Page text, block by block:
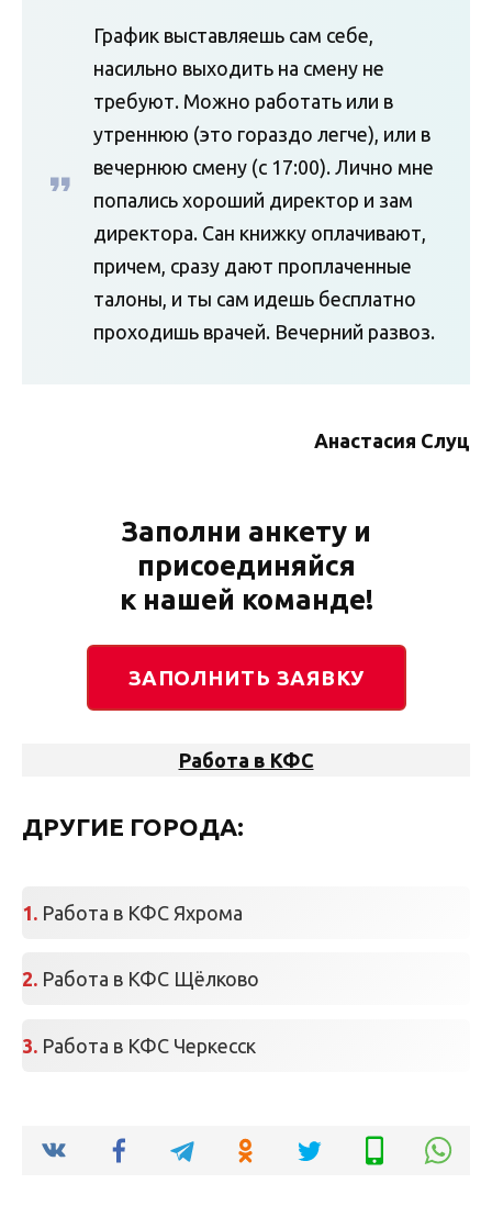
График выставляешь сам себе,
насильно выходить на смену не
требуют. Можно работать или в
утреннюю (это гораздо легче), или в
вечернюю смену (с 17:00). Лично мне
попались хороший директор и зам
директора. Сан книжку оплачивают,
причем, сразу дают проплаченные
талоны, и ты сам идешь бесплатно
проходишь врачей. Вечерний развоз.
Анастасия Слуц
Заполни анкету и
присоединяйся
к нашей команде!
ЗАПОЛНИТЬ ЗАЯВКУ
Работа в КФС
ДРУГИЕ ГОРОДА:
Работа в КФС Яхрома
Работа в КФС Щёлково
Работа в КФС Черкесск